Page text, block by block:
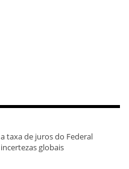
taxa de juros do Federal
globais